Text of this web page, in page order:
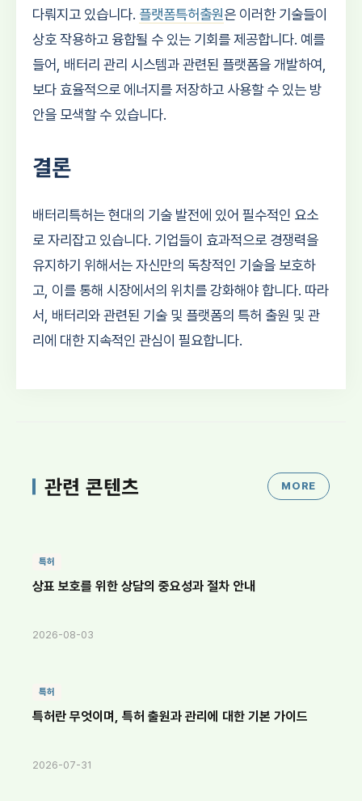
다뤄지고 있습니다. 플랫폼특허출원은 이러한 기술들이
상호 작용하고 융합될 수 있는 기회를 제공합니다. 예를
들어, 배터리 관리 시스템과 관련된 플랫폼을 개발하여,
보다 효율적으로 에너지를 저장하고 사용할 수 있는 방
안을 모색할 수 있습니다.
결론
배터리특허는 현대의 기술 발전에 있어 필수적인 요소
로 자리잡고 있습니다. 기업들이 효과적으로 경쟁력을
유지하기 위해서는 자신만의 독창적인 기술을 보호하
고, 이를 통해 시장에서의 위치를 강화해야 합니다. 따라
서, 배터리와 관련된 기술 및 플랫폼의 특허 출원 및 관
리에 대한 지속적인 관심이 필요합니다.
관련 콘텐츠 MORE
특허
상표 보호를 위한 상담의 중요성과 절차 안내
2026-08-03
특허
특허란 무엇이며, 특허 출원과 관리에 대한 기본 가이드
2026-07-31